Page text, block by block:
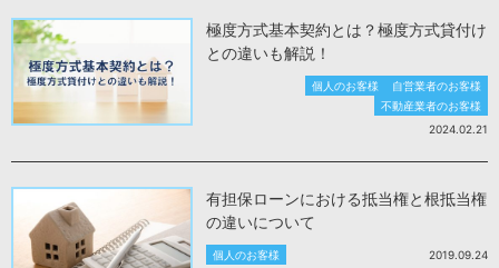
極度方式基本契約とは？極度方式貸付け
との違いも解説！
個人のお客様
自営業者のお客様
不動産業者のお客様
2024.02.21
有担保ローンにおける抵当権と根抵当権
の違いについて
個人のお客様 2019.09.24